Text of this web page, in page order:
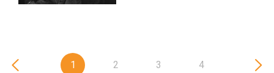
1 2 3 4